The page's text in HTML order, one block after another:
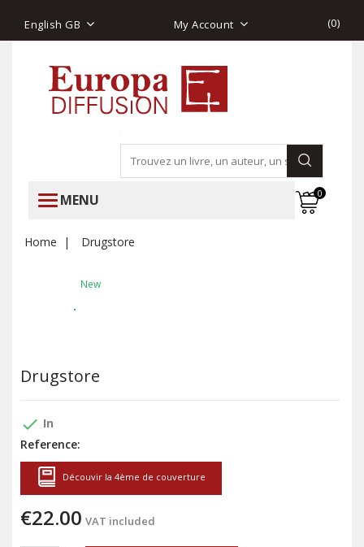
English GB My Account (0)
MENU 0
Home Drugstore
New
Drugstore
done In
Reference:
Découvir la 4ème de couverture
€22.00 VAT included